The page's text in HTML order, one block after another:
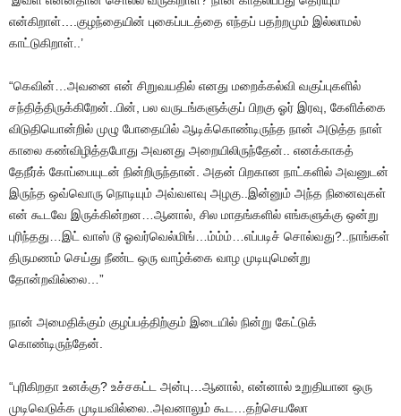
என்கிறாள்….குழந்தையின் புகைப்படத்தை எந்தப் பதற்றமும் இல்லாமல்
காட்டுகிறாள்..’
“கெவின்…அவனை என் சிறுவயதில் எனது மறைக்கல்வி வகுப்புகளில்
சந்தித்திருக்கிறேன்..பின், பல வருடங்களுக்குப் பிறகு ஓர் இரவு, கேளிக்கை
விடுதியொன்றில் முழு போதையில் ஆடிக்கொண்டிருந்த நான் அடுத்த நாள்
காலை கண்விழித்தபோது அவனது அறையிலிருந்தேன்.. எனக்காகத்
தேநீர்க் கோப்பையுடன் நின்றிருந்தான். அதன் பிறகான நாட்களில் அவனுடன்
இருந்த ஒவ்வொரு நொடியும் அவ்வளவு அழகு..இன்னும் அந்த நினைவுகள்
என் கூடவே இருக்கின்றன…ஆனால், சில மாதங்களில் எங்களுக்கு ஒன்று
புரிந்தது…இட் வாஸ் டூ ஓவர்வெல்மிங்…ம்ம்ம்…எப்படிச் சொல்வது?..நாங்கள்
திருமணம் செய்து நீண்ட ஒரு வாழ்க்கை வாழ முடியுமென்று
தோன்றவில்லை…”
நான் அமைதிக்கும் குழப்பத்திற்கும் இடையில் நின்று கேட்டுக்
கொண்டிருந்தேன்.
“புரிகிறதா உனக்கு? உச்சகட்ட அன்பு…ஆனால், என்னால் உறுதியான ஒரு
முடிவெடுக்க முடியவில்லை..அவனாலும் கூட…தற்செயலோ